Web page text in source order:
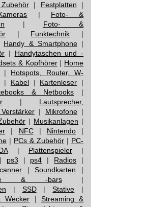
| Festplatten |
| Foto- &
| Foto- &
| Funktechnik |
Handy & Smartphone|
| Handytaschen und -
& Kopfhörer| Home
| Hotspots, Router, W-
| Kabel| Kartenleser |
& Netbooks |
| Lautsprecher,
| Mikrofone|
| Musikanlagen |
| NFC| Nintendo|
| PCs & Zubehör | PC-
| Plattenspieler|
ps3 | ps4 | Radios |
|Soundkarten |
& -bars|
| SSD|Stative |
Wecker | Streaming &